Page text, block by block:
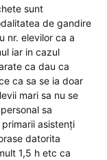
sunt
de gandire
nr. elevilor ca a
iar in cazul
ca dau ca
ca sa se ia doar
mari sa nu se
sa
asistenți
datorita
1,5 h etc ca